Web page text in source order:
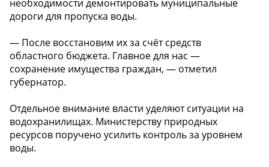
необходимости демонтировать муниципальные
дороги для пропуска воды.
— После восстановим их за счёт средств
областного бюджета. Главное для нас —
сохранение имущества граждан, — отметил
губернатор.
Отдельное внимание власти уделяют ситуации на
водохранилищах. Министерству природных
ресурсов поручено усилить контроль за уровнем
воды.